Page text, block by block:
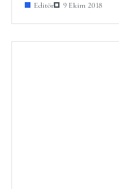
Editör 9 Ekim 2018